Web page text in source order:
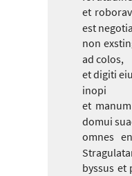
et
est
non
ad colos,
et digiti
inopi
et
domui
omnes
byssus et